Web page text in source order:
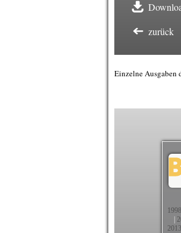
zurück
Einzelne Ausgaben
1998
2013